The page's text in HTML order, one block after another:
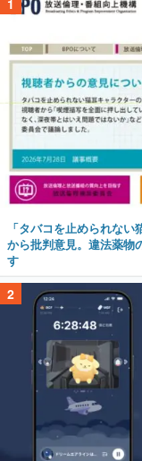
1
「タバコを止められな
から批判意見。違法薬物
す
2